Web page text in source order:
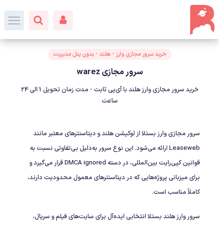
خرید سرور مجازی وارز - هلند - بدون پنل مدیریت
سرور مجازی warez
خرید سرور مجازی وارز هلند با آی‌پی ثابت - مدت زمان تحویل 1 الی 24
ساعت
سرور مجازی وارز بستلا از لوکیشن هلند و دیتاسنترهای معتبر مانند
Leaseweb ارائه می‌شود. این نوع سرور به‌دلیل بی‌تفاوتی نسبت به
قوانین کپی‌رایت بین‌المللی، در دسته DMCA ignored قرار می‌گیرد و
برای میزبانی پروژه‌هایی که در دیتاسنترهای معمول محدودیت دارند،
کاملاً مناسب است.
سرور وارز هلند بستلا انتخابی ایده‌آل برای سایت‌های فیلم و سریال،